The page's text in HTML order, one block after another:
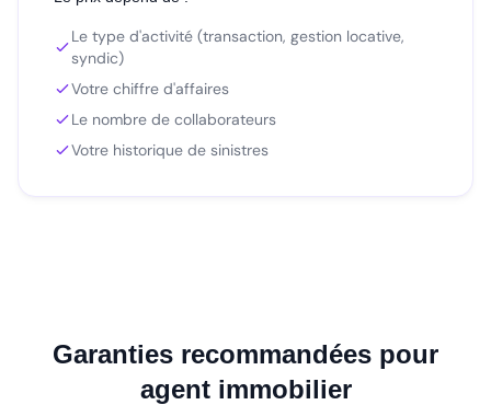
Le type d'activité (transaction, gestion locative,
syndic)
Votre chiffre d'affaires
Le nombre de collaborateurs
Votre historique de sinistres
Garanties recommandées pour
agent immobilier